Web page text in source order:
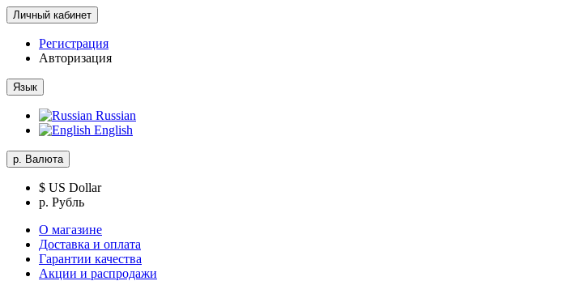
Личный кабинет
Регистрация
Авторизация
Язык
Russian
English
р. Валюта
$ US Dollar
р. Рубль
О магазине
Доставка и оплата
Гарантии качества
Акции и распродажи